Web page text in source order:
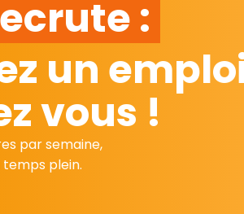
:
un
vous !
par semaine,
temps plein.